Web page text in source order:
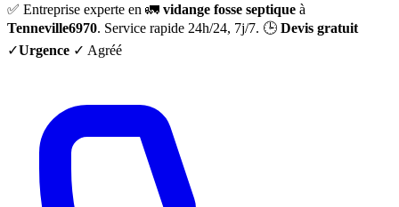
✅ Entreprise experte en 🚛 vidange fosse septique à
Tenneville6970. Service rapide 24h/24, 7j/7. 🕒 Devis gratuit
✓Urgence ✓ Agréé